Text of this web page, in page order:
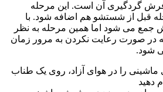
فرش گردگیری آن است. این مرحله
قبل از شستشو هم اضافه شود. با
می شود اما همین مرحله به نظر
در صورت رعایت نکردن به مرور زمان
شود.
را در هوای آزاد، روی یک طناب
دهید